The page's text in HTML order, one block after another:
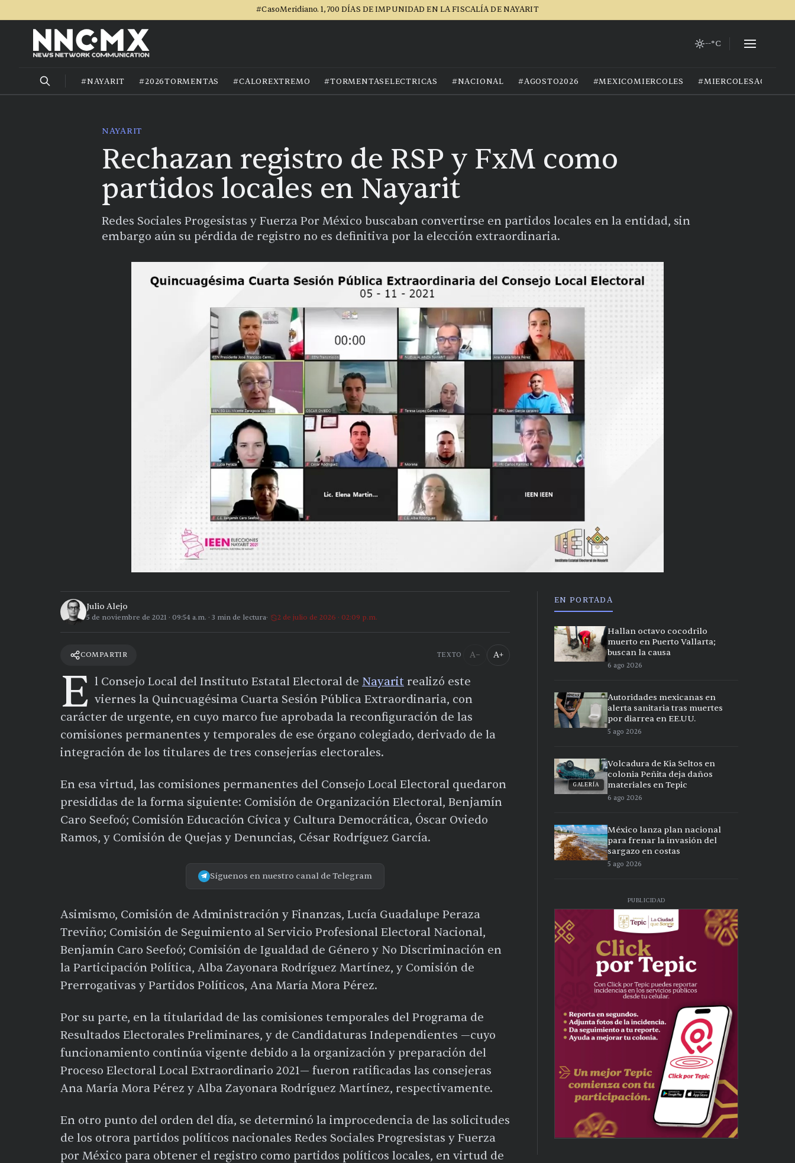
#CasoMeridiano. 1,700 DÍAS DE IMPUNIDAD EN LA FISCALÍA DE NAYARIT
--°C
#NAYARIT #2026TORMENTAS #CALOREXTREMO #TORMENTASELECTRICAS #NACIONAL #AGOSTO2026 #MEXICOMIERCOLES #MIERCOLESAGOSTO
NAYARIT
Rechazan registro de RSP y FxM como
partidos locales en Nayarit
Redes Sociales Progesistas y Fuerza Por México buscaban convertirse en partidos locales en la entidad, sin
embargo aún su pérdida de registro no es definitiva por la elección extraordinaria.
Julio Alejo
5 de noviembre de 2021 · 09:54 a.m. · 3 min de lectura 2 de julio de 2026 · 02:09 p.m.
COMPARTIR TEXTO A− A+
E l Consejo Local del Instituto Estatal Electoral de Nayarit realizó este
viernes la Quincuagésima Cuarta Sesión Pública Extraordinaria, con
carácter de urgente, en cuyo marco fue aprobada la reconfiguración de las
comisiones permanentes y temporales de ese órgano colegiado, derivado de la
integración de los titulares de tres consejerías electorales.
En esa virtud, las comisiones permanentes del Consejo Local Electoral quedaron
presididas de la forma siguiente: Comisión de Organización Electoral, Benjamín
Caro Seefoó; Comisión Educación Cívica y Cultura Democrática, Óscar Oviedo
Ramos, y Comisión de Quejas y Denuncias, César Rodríguez García.
Síguenos en nuestro canal de Telegram
Asimismo, Comisión de Administración y Finanzas, Lucía Guadalupe Peraza
Treviño; Comisión de Seguimiento al Servicio Profesional Electoral Nacional,
Benjamín Caro Seefoó; Comisión de Igualdad de Género y No Discriminación en
la Participación Política, Alba Zayonara Rodríguez Martínez, y Comisión de
Prerrogativas y Partidos Políticos, Ana María Mora Pérez.
Por su parte, en la titularidad de las comisiones temporales del Programa de
Resultados Electorales Preliminares, y de Candidaturas Independientes —cuyo
funcionamiento continúa vigente debido a la organización y preparación del
Proceso Electoral Local Extraordinario 2021— fueron ratificadas las consejeras
Ana María Mora Pérez y Alba Zayonara Rodríguez Martínez, respectivamente.
En otro punto del orden del día, se determinó la improcedencia de las solicitudes
de los otrora partidos políticos nacionales Redes Sociales Progresistas y Fuerza
por México para obtener el registro como partidos políticos locales, en virtud de
EN PORTADA
Hallan octavo cocodrilo
muerto en Puerto Vallarta;
buscan la causa
6 ago 2026
Autoridades mexicanas en
alerta sanitaria tras muertes
por diarrea en EE.UU.
5 ago 2026
GALERÍA
Volcadura de Kia Seltos en
colonia Peñita deja daños
materiales en Tepic
6 ago 2026
México lanza plan nacional
para frenar la invasión del
sargazo en costas
5 ago 2026
PUBLICIDAD